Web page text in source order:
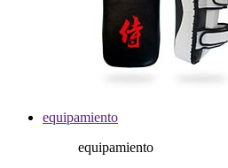
equipamiento
equipamiento